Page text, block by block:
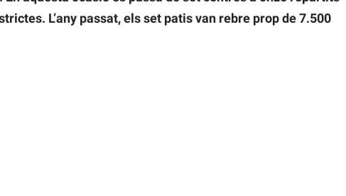
L’any passat, els set patis van rebre prop de 7.500